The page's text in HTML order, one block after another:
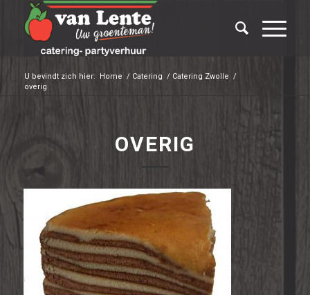
U bevindt zich hier: Home / Catering / Catering Zwolle /
overig
OVERIG